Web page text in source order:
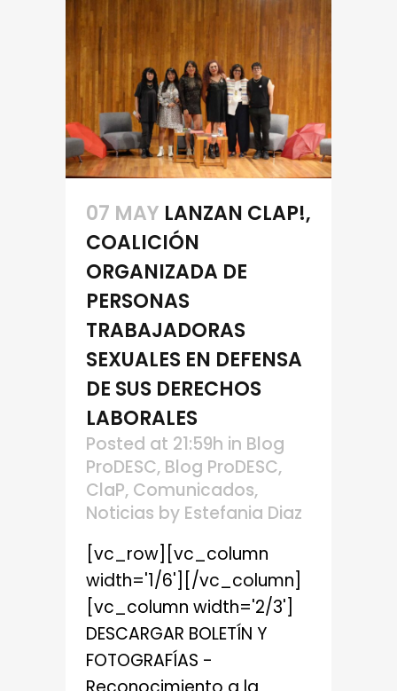
07 MAY LANZAN CLAP!,
COALICIÓN
ORGANIZADA DE
PERSONAS
TRABAJADORAS
SEXUALES EN DEFENSA
DE SUS DERECHOS
LABORALES
Posted at 21:59h in Blog
ProDESC, Blog ProDESC,
ClaP, Comunicados,
Noticias by Estefania Diaz
[vc_row][vc_column
width='1/6'][/vc_column]
[vc_column width='2/3']
DESCARGAR BOLETÍN Y
FOTOGRAFÍAS -